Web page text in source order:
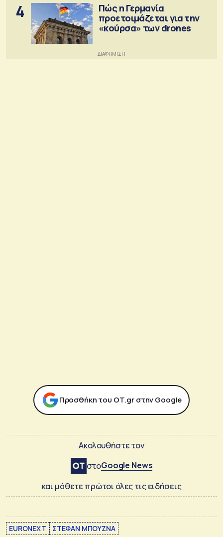
4
Πώς η Γερμανία
προετοιμάζεται για την
«κούρσα» των drones
Προσθήκη του ΟΤ.gr στην Google
Ακολουθήστε τον
στοGoogle News
και μάθετε πρώτοι όλες τις ειδήσεις
EURONEXT ΣΤΕΦΑΝ ΜΠΟΥΖΝΑ